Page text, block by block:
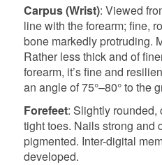
Carpus (Wrist): Viewed
line with the forearm; fine,
bone markedly protruding.
Rather less thick and of
forearm, it’s fine and
an angle of 75°–80° to the
Forefeet: Slightly rounded,
tight toes. Nails strong and
pigmented. Inter-digital
developed.